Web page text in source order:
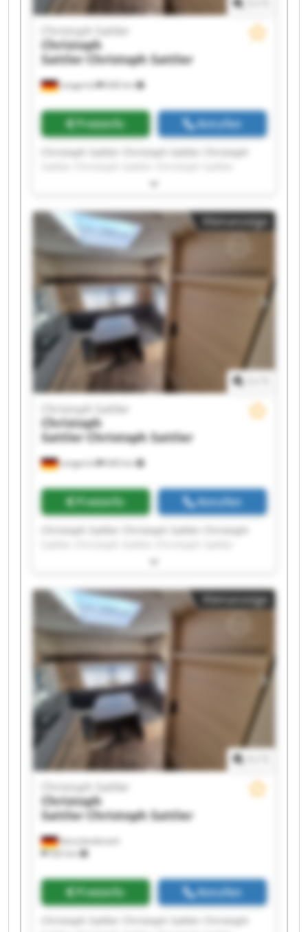
Lengerich 640 km
Christoph Sattler
Christoph
Sattler
Christoph Sattler
Preisinfo Anrufen
Christoph Sattler Christoph Sattler Christoph
Christoph Sattler Christoph Sattler Christoph
Christoph Sattler Christoph Sattler Christoph
Sattler Christoph Sattler Christoph Sattler
Christoph Sattler Christoph Sattler Christoph
Sattler Christoph Sattler Christoph Sattler
Kleinanzeige
Lengerich 640 km
Christoph Sattler
Christoph
Sattler
Christoph Sattler
Preisinfo Anrufen
Christoph Sattler Christoph Sattler Christoph
Christoph Sattler Christoph Sattler Christoph
Christoph Sattler Christoph Sattler Christoph
Sattler Christoph Sattler Christoph Sattler
Christoph Sattler Christoph Sattler Christoph
Sattler Christoph Sattler Christoph Sattler
Kleinanzeige
Korschenbroich
502 km
Christoph Sattler
Christoph
Sattler
Christoph Sattler
Preisinfo Anrufen
Christoph Sattler Christoph Sattler Christoph